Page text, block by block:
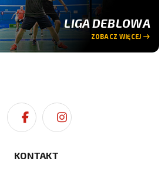
LIGA DEBLOWA
ZOBACZ WIĘCEJ
KONTAKT